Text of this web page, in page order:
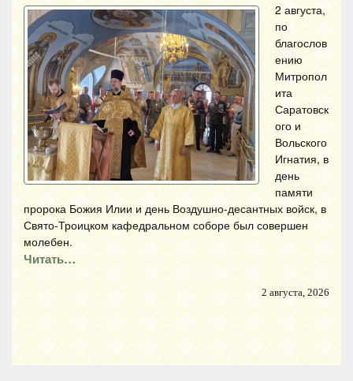
2 августа,
по
благослов
ению
Митропол
ита
Саратовск
ого и
Вольского
Игнатия, в
день
памяти
пророка Божия Илии и день Воздушно-десантных войск, в
Свято-Троицком кафедральном соборе был совершен
молебен.
Читать…
2 августа, 2026